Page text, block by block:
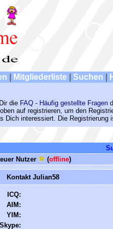
Mitgliederliste Suchen
die FAQ - Häufig gestellte Fragen
auf registrieren, um den
Dich interessiert. Die Registrierung
Nutzer
(offline)
Kontakt Julian58
ICQ:
AIM:
YIM:
Skype: